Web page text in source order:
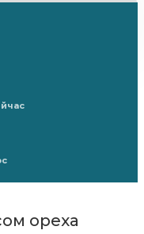
ореха